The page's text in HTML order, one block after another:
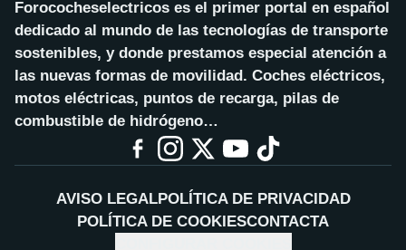
Forococheselectricos es el primer portal en español
dedicado al mundo de las tecnologías de transporte
sostenibles, y donde prestamos especial atención a
las nuevas formas de movilidad. Coches eléctricos,
motos eléctricas, puntos de recarga, pilas de
combustible de hidrógeno…
AVISO LEGALPOLÍTICA DE PRIVACIDAD
POLÍTICA DE COOKIESCONTACTA